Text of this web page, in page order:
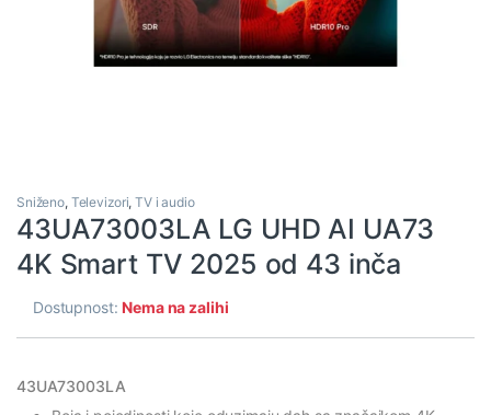
Sniženo, Televizori,TV i audio
43UA73003LA LG UHD AI UA73
4K Smart TV 2025 od 43 inča
Dostupnost:Nema na zalihi
43UA73003LA